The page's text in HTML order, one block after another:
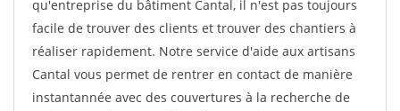
qu'entreprise du bâtiment Cantal, il n'est pas toujours
facile de trouver des clients et trouver des chantiers à
réaliser rapidement. Notre service d'aide aux artisans
Cantal vous permet de rentrer en contact de manière
instantannée avec des couvertures à la recherche de